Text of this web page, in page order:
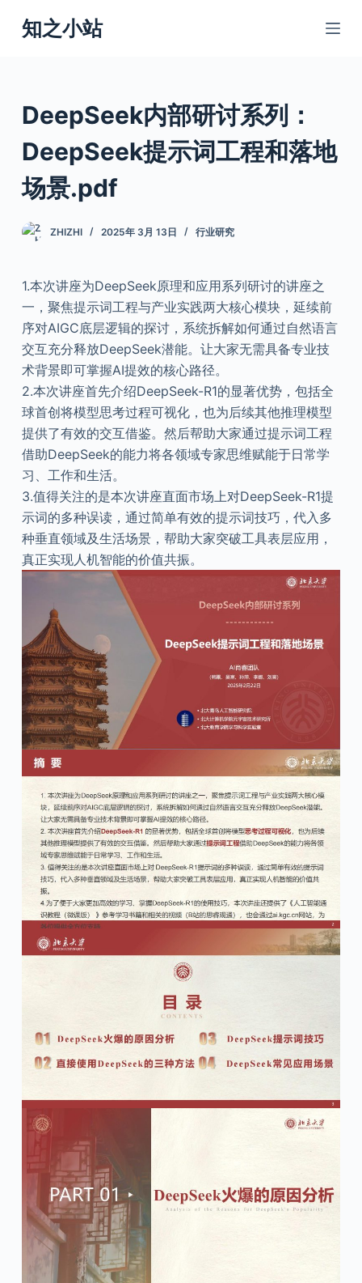
跳
过
知之小站
DeepSeek内部研讨系列：
DeepSeek提示词工程和落地
场景.pdf
ZHIZHI 2025年 3月 13日 行业研究
1.本次讲座为DeepSeek原理和应用系列研讨的讲座之
一，聚焦提示词工程与产业实践两大核心模块，延续前
序对AIGC底层逻辑的探讨，系统拆解如何通过自然语言
交互充分释放DeepSeek潜能。让大家无需具备专业技
术背景即可掌握AI提效的核心路径。
2.本次讲座首先介绍DeepSeek-R1的显著优势，包括全
球首创将模型思考过程可视化，也为后续其他推理模型
提供了有效的交互借鉴。然后帮助大家通过提示词工程
借助DeepSeek的能力将各领域专家思维赋能于日常学
习、工作和生活。
3.值得关注的是本次讲座直面市场上对DeepSeek-R1提
示词的多种误读，通过简单有效的提示词技巧，代入多
种垂直领域及生活场景，帮助大家突破工具表层应用，
真正实现人机智能的价值共振。